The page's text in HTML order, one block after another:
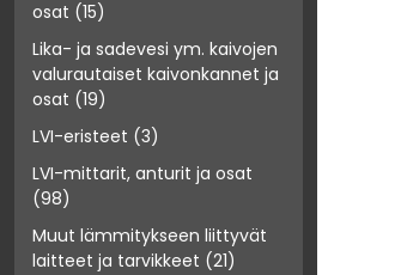
osat (15)
Lika- ja sadevesi ym. kaivojen
valurautaiset kaivonkannet ja
osat (19)
LVI-eristeet (3)
LVI-mittarit, anturit ja osat
(98)
Muut lämmitykseen liittyvät
laitteet ja tarvikkeet (21)